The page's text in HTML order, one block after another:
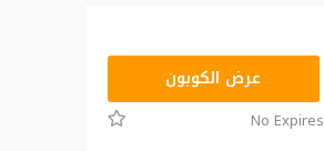
RRF24عرض الكوبون
No Expires